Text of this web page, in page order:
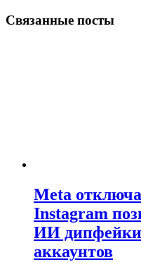
Связанные посты
Meta
Instagram
ИИ
аккаунтов